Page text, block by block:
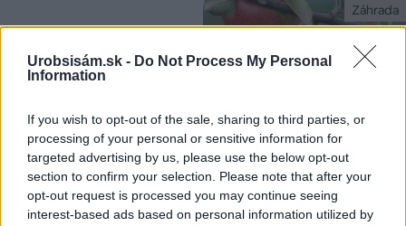
Urobsisám.sk - Do Not Process My Personal
Information
If you wish to opt-out of the sale, sharing to third parties, or
processing of your personal or sensitive information for
targeted advertising by us, please use the below opt-out
section to confirm your selection. Please note that after your
opt-out request is processed you may continue seeing
interest-based ads based on personal information utilized by
Záhrada
semienka? Ovocinár vám
prezradí postup
Gurmán
Ako skladovať jablká:
Neukladajte ich blízko tejto
zeleniny